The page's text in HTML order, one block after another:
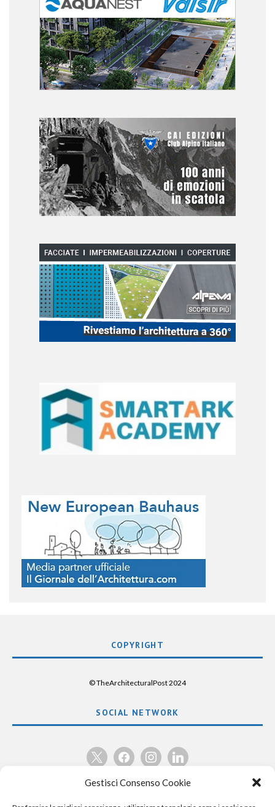
Gestisci Consenso Cookie
COPYRIGHT
© TheArchitecturalPost 2024
SOCIAL NETWORK
x facebookinstagramlinkedin